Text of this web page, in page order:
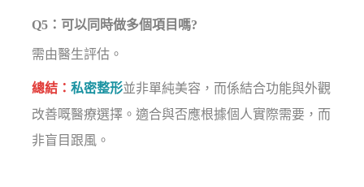
Q5：可以同時做多個項目嗎?
需由醫生評估。
總結：私密整形並非單純美容，而係結合功能與外觀
改善嘅醫療選擇。適合與否應根據個人實際需要，而
非盲目跟風。